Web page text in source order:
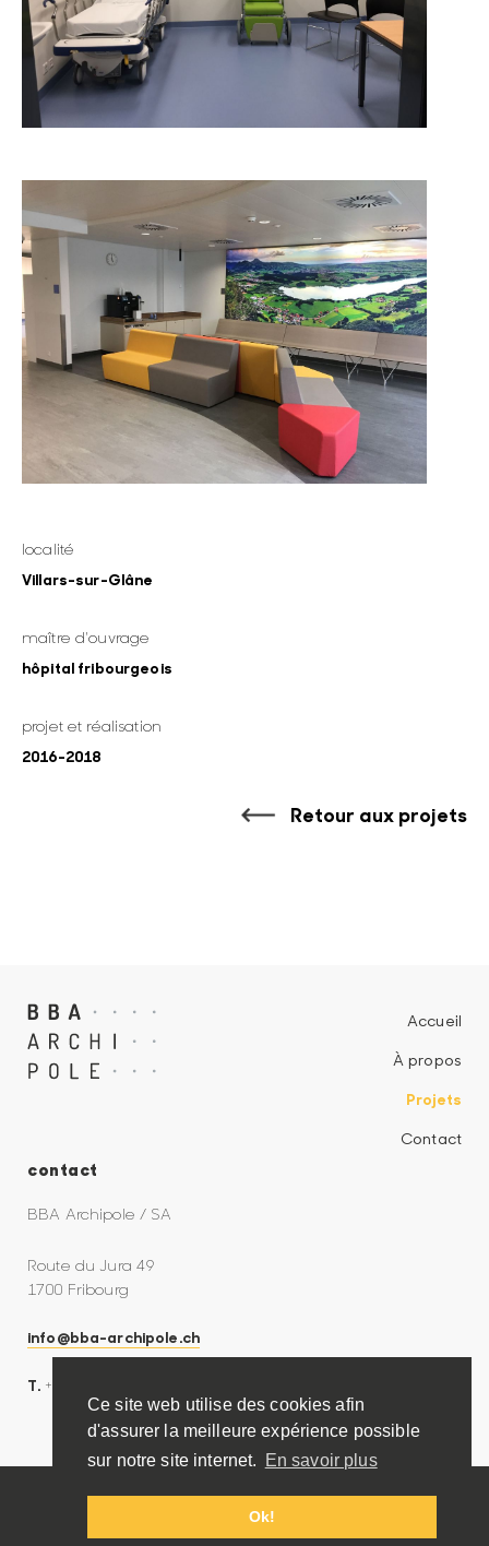
Ce site web utilise des cookies afin
d'assurer la meilleure expérience possible
sur notre site internet.
En savoir plus
Ok!
localité
Villars-sur-Glâne
maître d'ouvrage
hôpital fribourgeois
projet et réalisation
2016-2018
Retour aux projets
Accueil
À propos
Projets
Contact
contact
BBA Archipole / SA
Route du Jura 49
1700 Fribourg
info@bba-archipole.ch
T. +41 26 424 88 55
© 2018 BBA ARCHIPOLE
Diabolo design | Création de site web